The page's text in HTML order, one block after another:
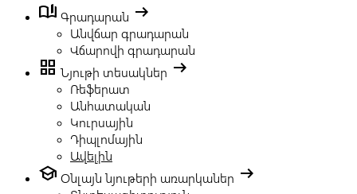
book_ribbon Գրադարան arrow_right_alt
Անվճար գրադարան
Վճարովի գրադարան
grid_view Նյութի տեսակներ arrow_right_alt
Ռեֆերատ
Անհատական
Կուրսային
Դիպլոմային
Ավելին
school Օնլայն նյութերի առարկաներ arrow_right_alt